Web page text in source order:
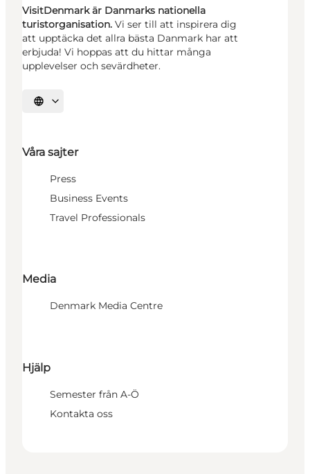
VisitDenmark är Danmarks nationella
turistorganisation. Vi ser till att inspirera dig
att upptäcka det allra bästa Danmark har att
erbjuda! Vi hoppas att du hittar många
upplevelser och sevärdheter.
Välj språk
Våra sajter
Press
Business Events
Travel Professionals
Media
Denmark Media Centre
Hjälp
Semester från A-Ö
Kontakta oss